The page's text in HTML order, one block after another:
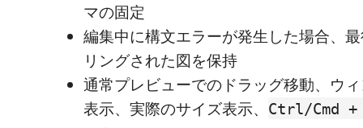
マの固定
編集中に構文エラーが発生した場合、
リングされた図を保持
通常プレビューでのドラッグ移動、ウ
表示、実際のサイズ表示、
Ctrl/Cmd +